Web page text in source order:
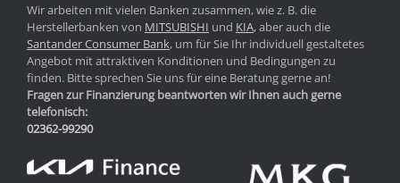
Wir arbeiten mit vielen Banken zusammen, wie z. B. die
Herstellerbanken von MITSUBISHI und KIA, aber auch die
Santander Consumer Bank, um für Sie Ihr individuell gestaltetes
Angebot mit attraktiven Konditionen und Bedingungen zu
finden. Bitte sprechen Sie uns für eine Beratung gerne an!
Fragen zur Finanzierung beantworten wir Ihnen auch gerne
telefonisch:
02362-99290